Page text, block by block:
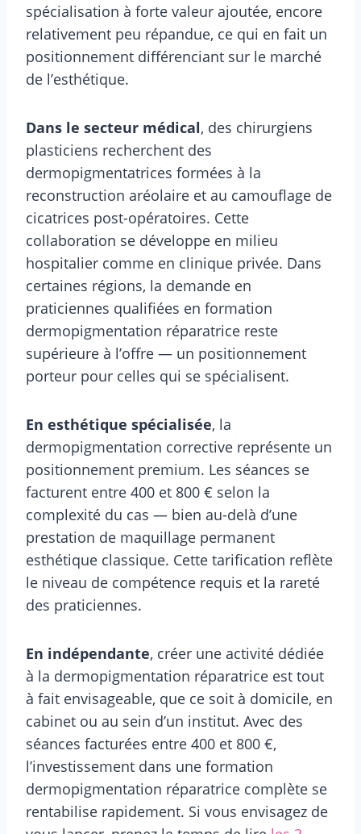
spécialisation à forte valeur ajoutée, encore
relativement peu répandue, ce qui en fait un
positionnement différenciant sur le marché
de l’esthétique.
Dans le secteur médical, des chirurgiens
plasticiens recherchent des
dermopigmentatrices formées à la
reconstruction aréolaire et au camouflage de
cicatrices post-opératoires. Cette
collaboration se développe en milieu
hospitalier comme en clinique privée. Dans
certaines régions, la demande en
praticiennes qualifiées en formation
dermopigmentation réparatrice reste
supérieure à l’offre — un positionnement
porteur pour celles qui se spécialisent.
En esthétique spécialisée, la
dermopigmentation corrective représente un
positionnement premium. Les séances se
facturent entre 400 et 800 € selon la
complexité du cas — bien au-delà d’une
prestation de maquillage permanent
esthétique classique. Cette tarification reflète
le niveau de compétence requis et la rareté
des praticiennes.
En indépendante, créer une activité dédiée
à la dermopigmentation réparatrice est tout
à fait envisageable, que ce soit à domicile, en
cabinet ou au sein d’un institut. Avec des
séances facturées entre 400 et 800 €,
l’investissement dans une formation
dermopigmentation réparatrice complète se
rentabilise rapidement. Si vous envisagez de